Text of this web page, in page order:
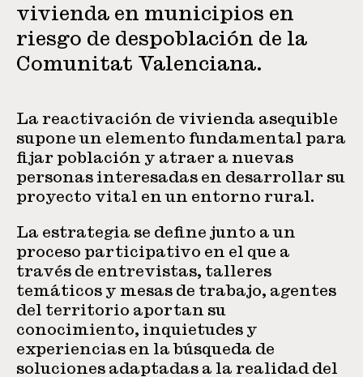
vivienda en municipios en
riesgo de despoblación de la
Comunitat Valenciana.
La reactivación de vivienda asequible
supone un elemento fundamental para
fijar población y atraer a nuevas
personas interesadas en desarrollar su
proyecto vital en un entorno rural.
La estrategia se define junto a un
proceso participativo en el que a
través de entrevistas, talleres
temáticos y mesas de trabajo, agentes
del territorio aportan su
conocimiento, inquietudes y
experiencias en la búsqueda de
soluciones adaptadas a la realidad del